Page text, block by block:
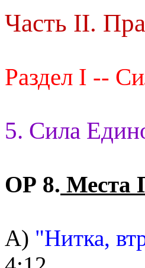
Часть II.
Раздел I --
5. Сила
ОР 8. Места
А) "Нитка,